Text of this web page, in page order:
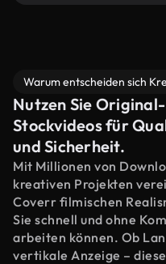
Warum entscheiden sich
Nutzen Sie
Stockvideos für
und Sicherheit.
Mit Millionen von
kreativen Projekten
Coverr filmischen
Sie schnell und ohne
arbeiten können. Ob
vertikale Anzeige –